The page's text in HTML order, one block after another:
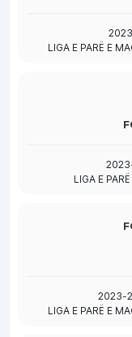
LIGA E PARË E
LIGA E
2023-
LIGA E PARË E